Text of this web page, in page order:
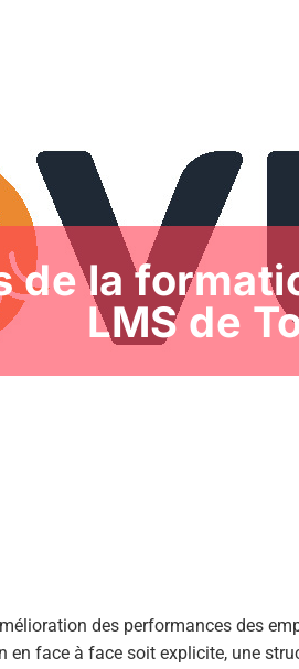
de la
LMS de
des performances des
en face à face soit explicite, une